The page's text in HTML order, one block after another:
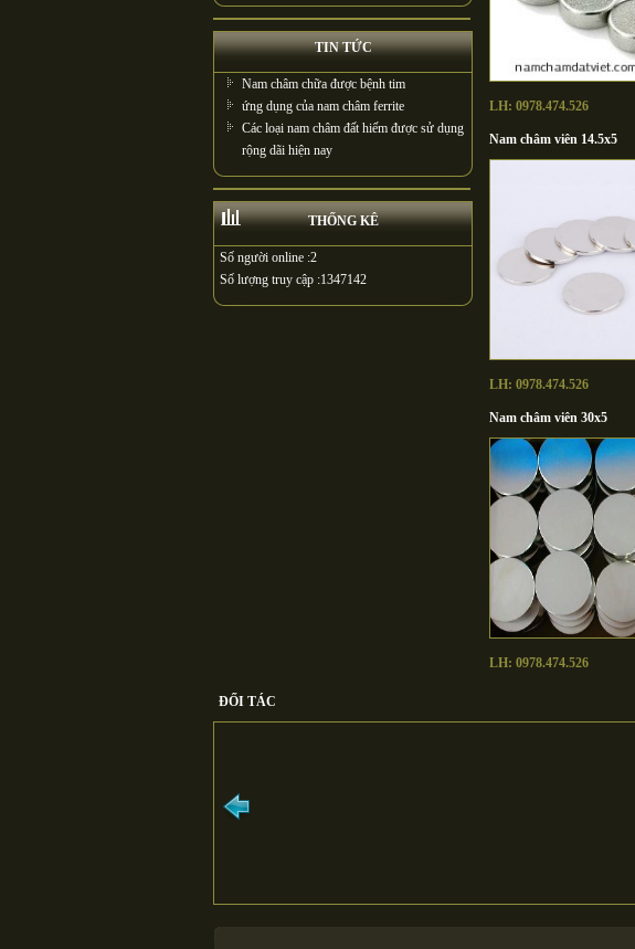
TIN TỨC
Nam châm chữa được bệnh tim
ứng dụng của nam châm ferrite
Các loại nam châm đất hiếm được sử dụng
rộng dãi hiện nay
THỐNG KÊ
Số người online :2
Số lượng truy cập :1347142
LH: 0978.474.526
Nam châm viên 14.5x5
LH: 0978.474.526
Nam châm viên 30x5
LH: 0978.474.526
ĐỐI TÁC